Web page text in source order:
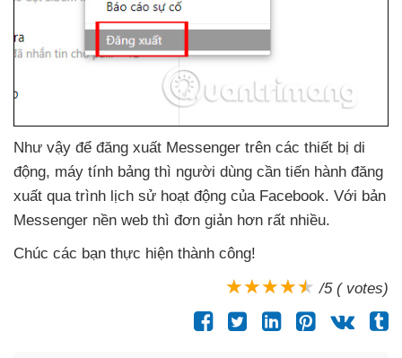
Như vậy để đăng xuất Messenger trên các thiết bị di
động, máy tính bảng thì người dùng cần tiến hành đăng
xuất qua trình lịch sử hoạt động của Facebook. Với bản
Messenger nền web thì đơn giản hơn rất nhiều.
Chúc các bạn thực hiện thành công!
/5 ( votes)